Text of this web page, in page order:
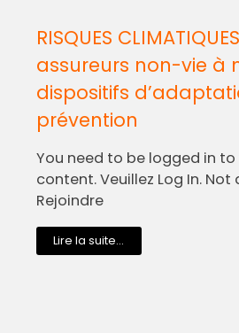
RISQUES
assureurs non-vie à
dispositifs
prévention
You need to be logged in to
content. Veuillez Log In. Not
Rejoindre
Lire la suite...